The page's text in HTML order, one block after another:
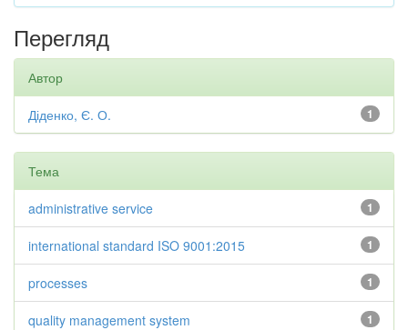
Перегляд
Автор
1
Діденко, Є. О.
Тема
1
administrative service
1
international standard ISO 9001:2015
1
processes
1
quality management system